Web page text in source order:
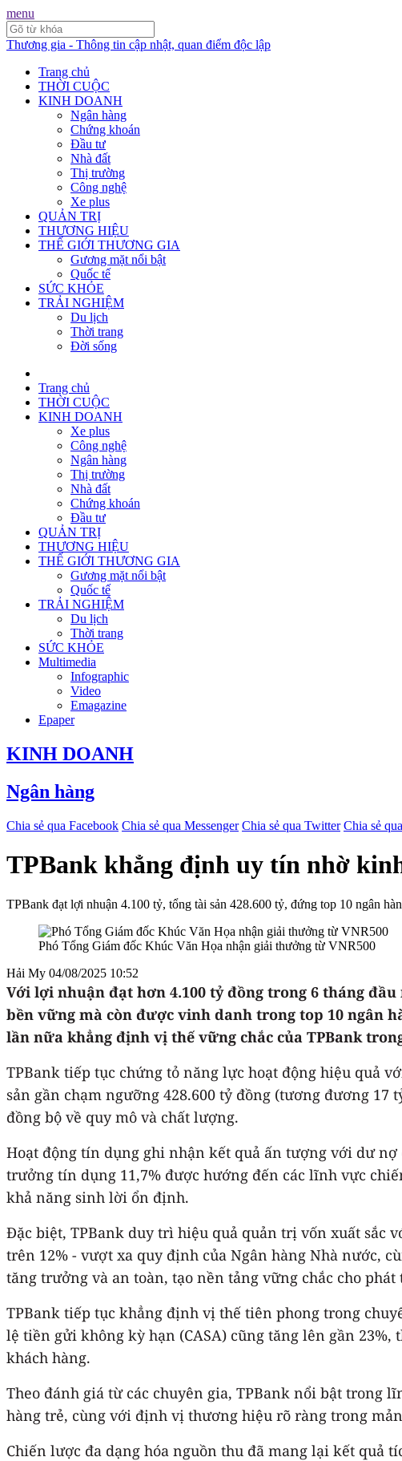
menu
Thương gia - Thông tin cập nhật, quan điểm độc lập
Trang chủ
THỜI CUỘC
KINH DOANH
Ngân hàng
Chứng khoán
Đầu tư
Nhà đất
Thị trường
Công nghệ
Xe plus
QUẢN TRỊ
THƯƠNG HIỆU
THẾ GIỚI THƯƠNG GIA
Gương mặt nổi bật
Quốc tế
SỨC KHỎE
TRẢI NGHIỆM
Du lịch
Thời trang
Đời sống
Trang chủ
THỜI CUỘC
KINH DOANH
Xe plus
Công nghệ
Ngân hàng
Thị trường
Nhà đất
Chứng khoán
Đầu tư
QUẢN TRỊ
THƯƠNG HIỆU
THẾ GIỚI THƯƠNG GIA
Gương mặt nổi bật
Quốc tế
TRẢI NGHIỆM
Du lịch
Thời trang
SỨC KHỎE
Multimedia
Infographic
Video
Emagazine
Epaper
KINH DOANH
Ngân hàng
Chia sẻ qua Facebook Chia sẻ qua Messenger Chia sẻ qua Twitter Chia sẻ
TPBank khẳng định uy tín nhờ
TPBank đạt lợi nhuận 4.100 tỷ, tổng tài sản 428.600 tỷ, đứng top 10 ngân
Phó Tổng Giám đốc Khúc Văn Họa nhận giải thưởng từ VNR500
Hải My 04/08/2025 10:52
Với lợi nhuận đạt hơn 4.100 tỷ đồng trong 6 tháng
bền vững mà còn được vinh danh trong top 10 ngân
lần nữa khẳng định vị thế vững chắc của TPBank
TPBank tiếp tục chứng tỏ năng lực hoạt động hiệu quả
sản gần chạm ngưỡng 428.600 tỷ đồng (tương đương 17
đồng bộ về quy mô và chất lượng.
Hoạt động tín dụng ghi nhận kết quả ấn tượng với dư nợ
trưởng tín dụng 11,7% được hướng đến các lĩnh vực
khả năng sinh lời ổn định.
Đặc biệt, TPBank duy trì hiệu quả quản trị vốn xuất sắc
trên 12% - vượt xa quy định của Ngân hàng Nhà nước,
tăng trưởng và an toàn, tạo nền tảng vững chắc cho
TPBank tiếp tục khẳng định vị thế tiên phong trong
lệ tiền gửi không kỳ hạn (CASA) cũng tăng lên gần
khách hàng.
Theo đánh giá từ các chuyên gia, TPBank nổi bật trong
hàng trẻ, cùng với định vị thương hiệu rõ ràng trong
Chiến lược đa dạng hóa nguồn thu đã mang lại kết quả